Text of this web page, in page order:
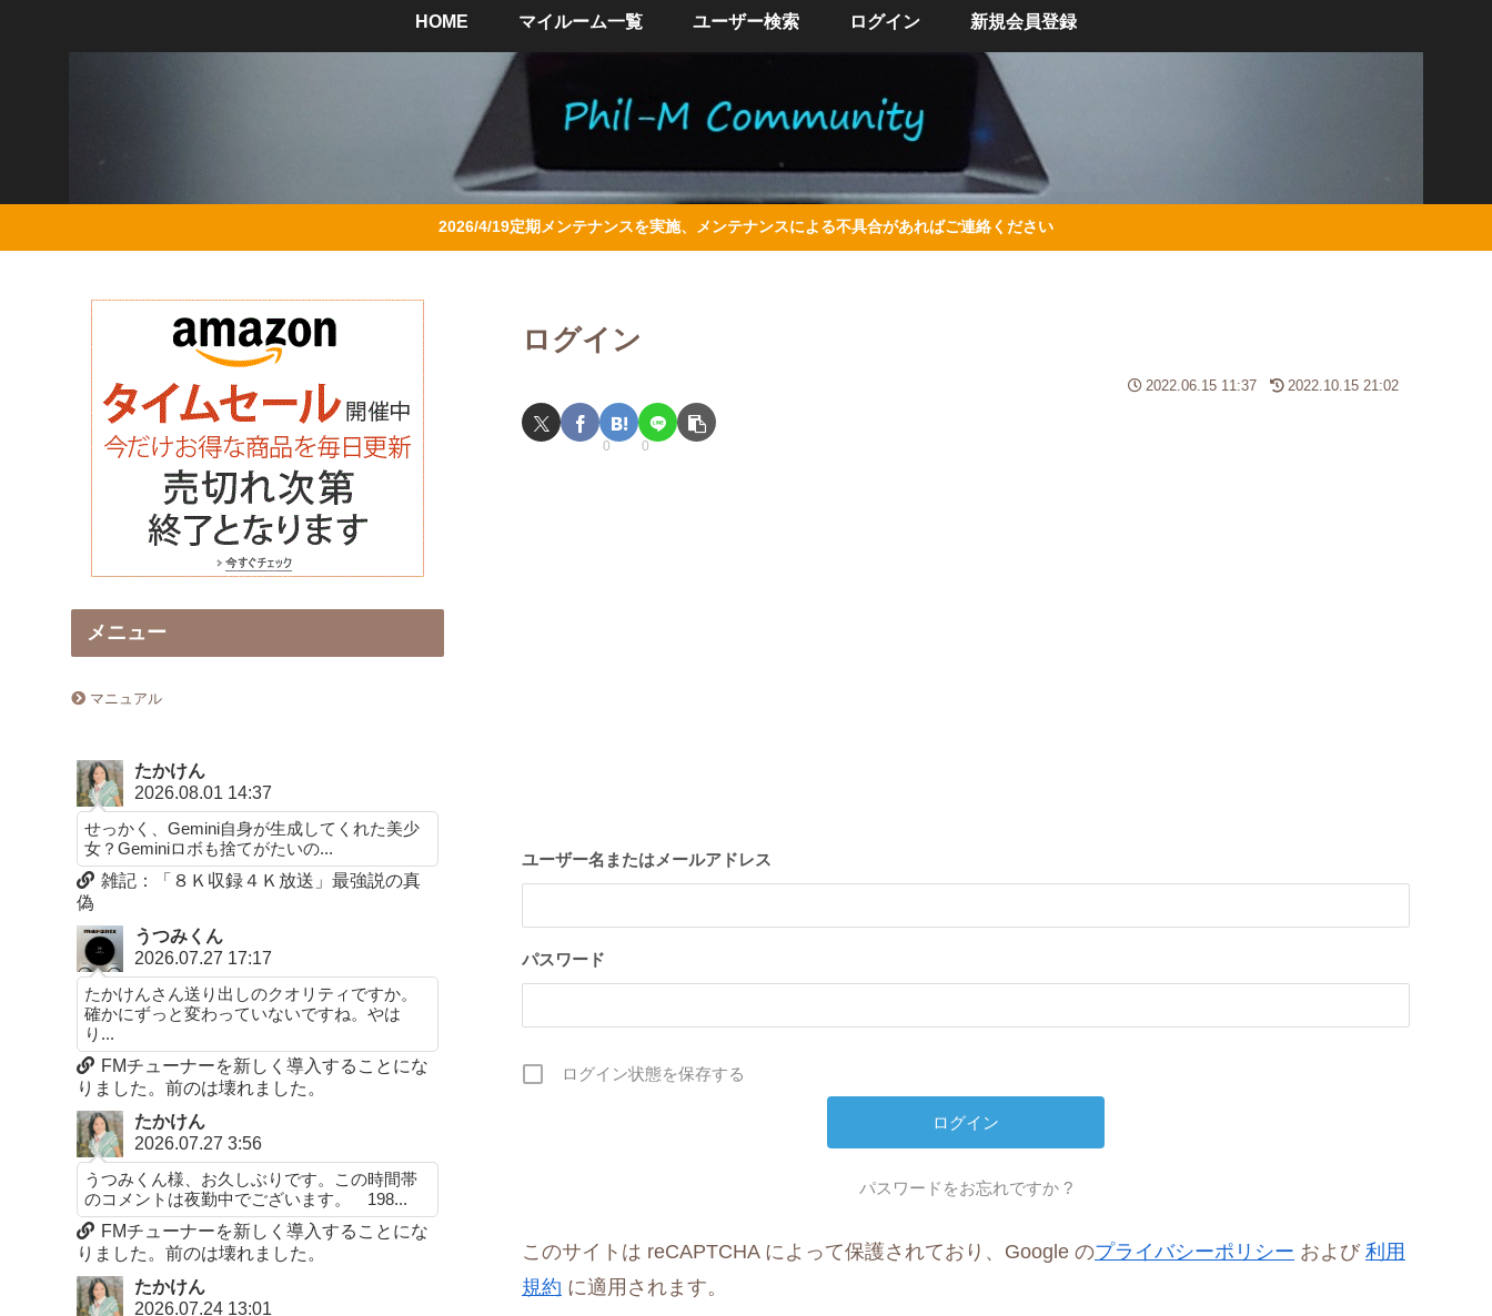
HOME マイルーム一覧 ユーザー検索 ログイン 新規会員登録
2026/4/19定期メンテナンスを実施、メンテナンスによる不具合があればご連絡ください
ログイン
2022.06.15 11:37 2022.10.15 21:02
0 0
ユーザー名またはメールアドレス
パスワード
ログイン状態を保存する
パスワードをお忘れですか ?
このサイトは reCAPTCHA によって保護されており、Google のプライバシーポリシー および 利用
規約 に適用されます。
メニュー
マニュアル
たかけん
2026.08.01 14:37
せっかく、Gemini自身が生成してくれた美少
女？Geminiロボも捨てがたいの...
雑記：「８Ｋ収録４Ｋ放送」最強説の真
偽
うつみくん
2026.07.27 17:17
たかけんさん送り出しのクオリティですか。
確かにずっと変わっていないですね。やは
り...
FMチューナーを新しく導入することにな
りました。前のは壊れました。
たかけん
2026.07.27 3:56
うつみくん様、お久しぶりです。この時間帯
のコメントは夜勤中でございます。 198...
FMチューナーを新しく導入することにな
りました。前のは壊れました。
たかけん
2026.07.24 13:01